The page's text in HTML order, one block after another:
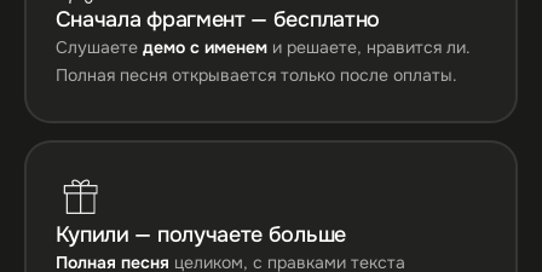
Сначала фрагмент — бесплатно
Слушаете демо с именеми решаете, нравится ли.
Полная песня открывается только после оплаты.
Купили — получаете больше
Полная песня целиком, с правками текста